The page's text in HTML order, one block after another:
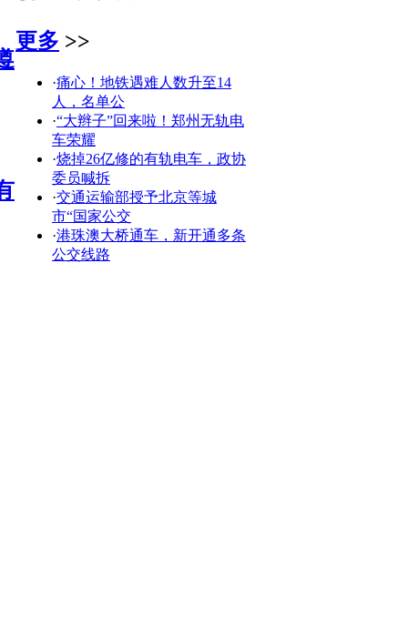
更多 >>
·痛心！地铁遇难人数升至14
人，名单公
·“大辫子”回来啦！郑州无轨电
车荣耀
·烧掉26亿修的有轨电车，政协
委员喊拆
·交通运输部授予北京等城
市“国家公交
·港珠澳大桥通车，新开通多条
公交线路